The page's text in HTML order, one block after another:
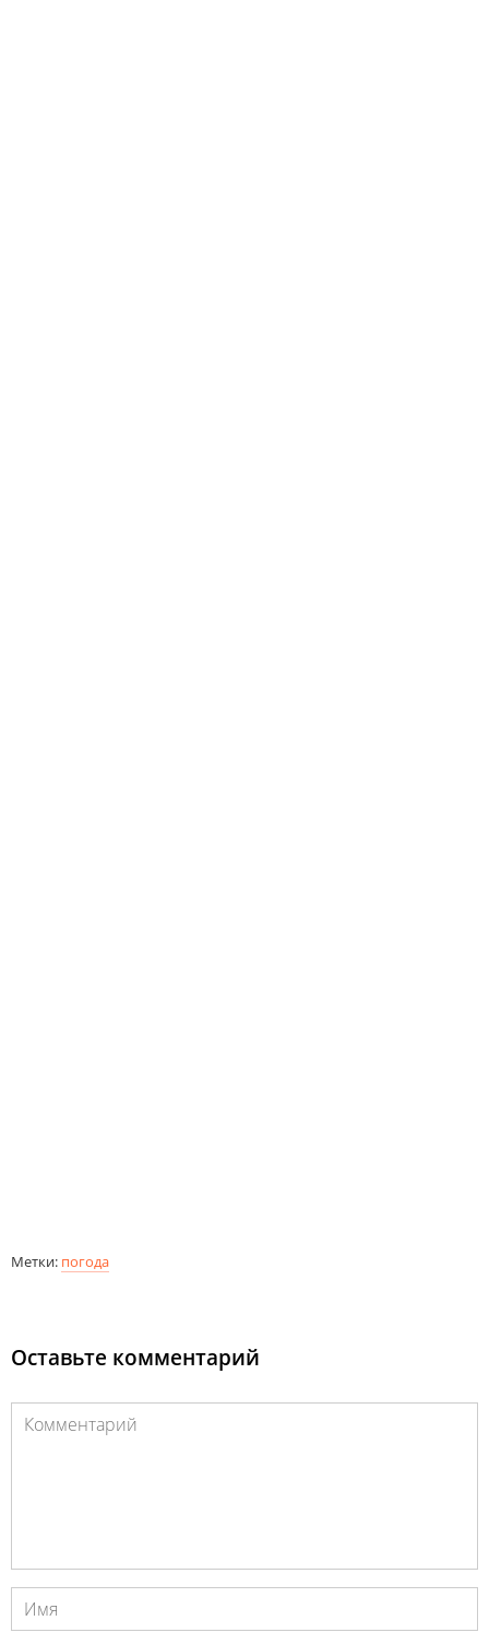
Метки: погода
Оставьте комментарий